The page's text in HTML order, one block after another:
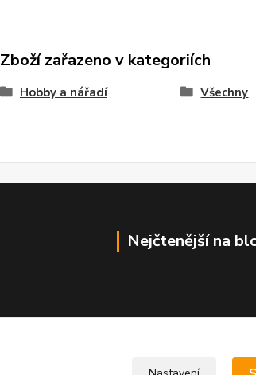
Zboží zařazeno v kategoriích
Hobby a nářadí Všechny
Nejčtenější na